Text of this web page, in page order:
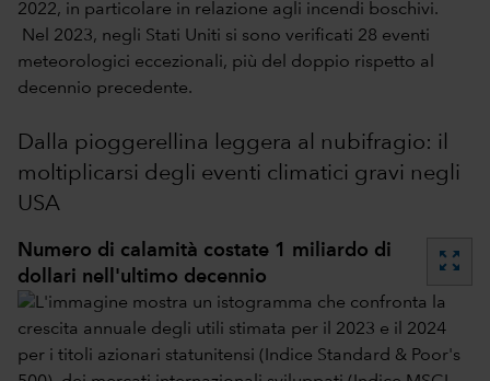
2022, in particolare in relazione agli incendi boschivi.
Nel 2023, negli Stati Uniti si sono verificati 28 eventi
meteorologici eccezionali, più del doppio rispetto al
decennio precedente.
Dalla pioggerellina leggera al nubifragio: il
moltiplicarsi degli eventi climatici gravi negli
USA
Numero di calamità costate 1 miliardo di
dollari nell'ultimo decennio
zoom_out_map